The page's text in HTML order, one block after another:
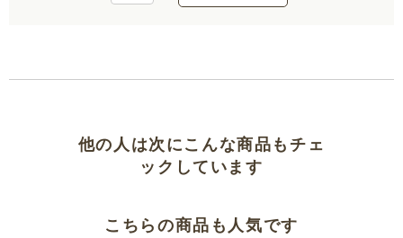
他の人は次にこんな商品もチェ
ックしています
こちらの商品も人気です